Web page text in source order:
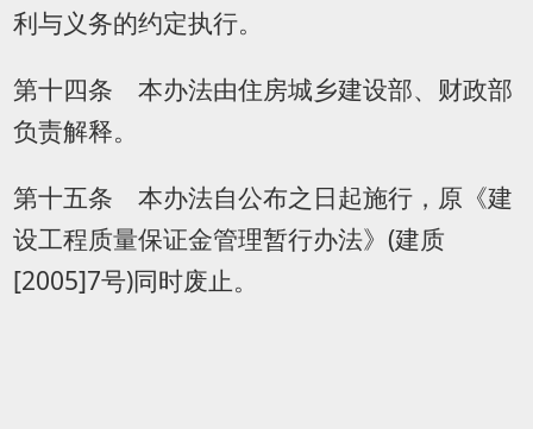
利与义务的约定执行。
第十四条 本办法由住房城乡建设部、财政部
负责解释。
第十五条 本办法自公布之日起施行，原《建
设工程质量保证金管理暂行办法》(建质
[2005]7号)同时废止。